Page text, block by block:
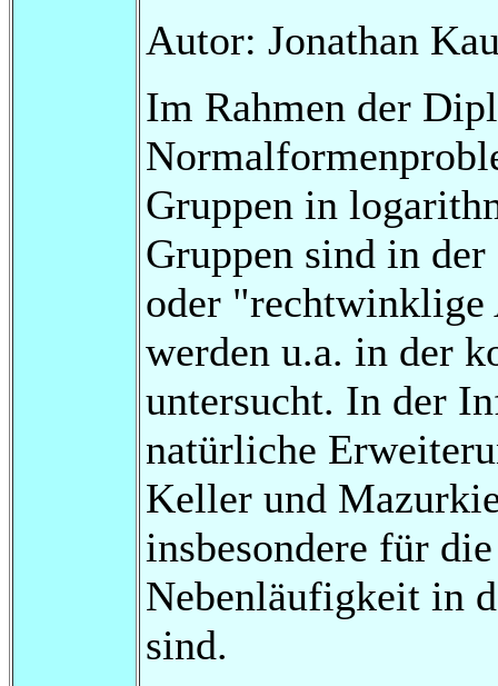
Autor: Jonathan
Im Rahmen der
Gruppen in
Gruppen sind in
oder "rechtwinklige
werden u.a. in der
untersucht. In der
natürliche
Keller und
insbesondere für
Nebenläufigkeit in
sind.